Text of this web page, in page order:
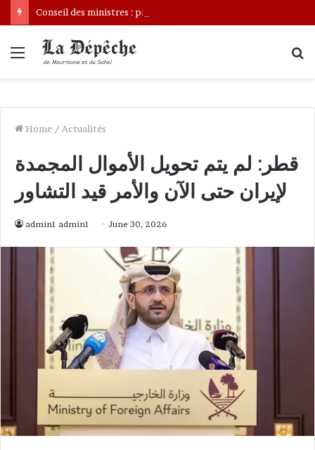
Menu
Home / Actualités
قطر: لم يتم تحويل الأموال المجمدة
لإيران حتى الآن والأمر قيد التشاور
admin1 admin1 June 30, 2026